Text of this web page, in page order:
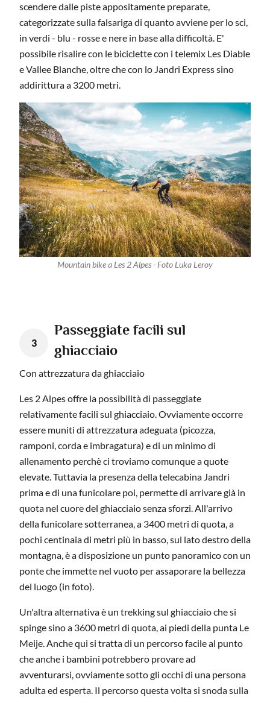
Mountain bike a Les 2 Alpes - Foto Luka Leroy
scendere dalle piste appositamente preparate,
categorizzate sulla falsariga di quanto avviene per lo sci,
in verdi - blu - rosse e nere in base alla difficoltà. E'
possibile risalire con le biciclette con i telemix Les Diable
e Vallee Blanche, oltre che con lo Jandri Express sino
addirittura a 3200 metri.
3
Passeggiate facili sul
ghiacciaio
Con attrezzatura da ghiacciaio
Les 2 Alpes offre la possibilità di passeggiate
relativamente facili sul ghiacciaio. Ovviamente occorre
essere muniti di attrezzatura adeguata (picozza,
ramponi, corda e imbragatura) e di un minimo di
allenamento perchè ci troviamo comunque a quote
elevate. Tuttavia la presenza della telecabina Jandri
prima e di una funicolare poi, permette di arrivare già in
quota nel cuore del ghiacciaio senza sforzi. All'arrivo
della funicolare sotterranea, a 3400 metri di quota, a
pochi centinaia di metri più in basso, sul lato destro della
montagna, è a disposizione un punto panoramico con un
ponte che immette nel vuoto per assaporare la bellezza
del luogo (in foto).
Un'altra alternativa è un trekking sul ghiacciaio che si
spinge sino a 3600 metri di quota, ai piedi della punta Le
Meije. Anche qui si tratta di un percorso facile al punto
che anche i bambini potrebbero provare ad
avventurarsi, ovviamente sotto gli occhi di una persona
adulta ed esperta. Il percorso questa volta si snoda sulla